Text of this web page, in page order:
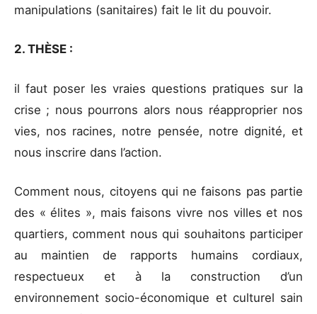
manipulations (sanitaires) fait le lit du pouvoir.
2. THÈSE :
il faut poser les vraies questions pratiques sur la
crise ; nous pourrons alors nous réapproprier nos
vies, nos racines, notre pensée, notre dignité, et
nous inscrire dans l’action.
Comment nous, citoyens qui ne faisons pas partie
des « élites », mais faisons vivre nos villes et nos
quartiers, comment nous qui souhaitons participer
au maintien de rapports humains cordiaux,
respectueux et à la construction d’un
environnement socio-économique et culturel sain